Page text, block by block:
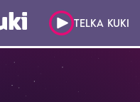
TELKA KUKI